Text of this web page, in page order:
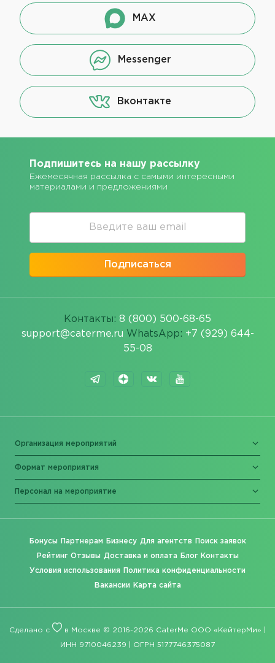
MAX
Messenger
Вконтакте
Подпишитесь на нашу рассылку
Ежемесячная рассылка с самыми интересными
материалами и предложениями
Подписаться
Контакты: 8 (800) 500-68-65
support@caterme.ru WhatsApp: +7 (929) 644-
55-08
Организация мероприятий
Формат мероприятия
Персонал на мероприятие
Бонусы Партнерам Бизнесу Для агентств Поиск заявок
Рейтинг Отзывы Доставка и оплата Блог Контакты
Условия использования Политика конфиденциальности
Вакансии Карта сайта
Сделано с в Москве © 2016-2026 CaterMe ООО «КейтерМи» |
ИНН 9710046239 | ОГРН 5177746375087